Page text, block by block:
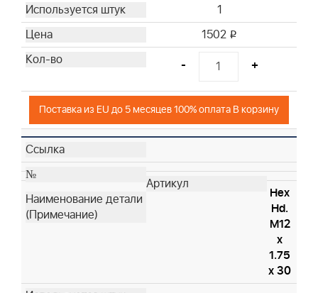
1
1502 i
- +
Поставка из EU до 5 месяцев 100% оплата В корзину
Hex
Hd.
M12
x
1.75
x 30